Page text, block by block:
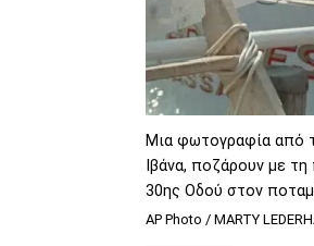
Μια φωτογραφία από
Ιβάνα, ποζάρουν με
30ης Οδού στον
AP Photo / MARTY